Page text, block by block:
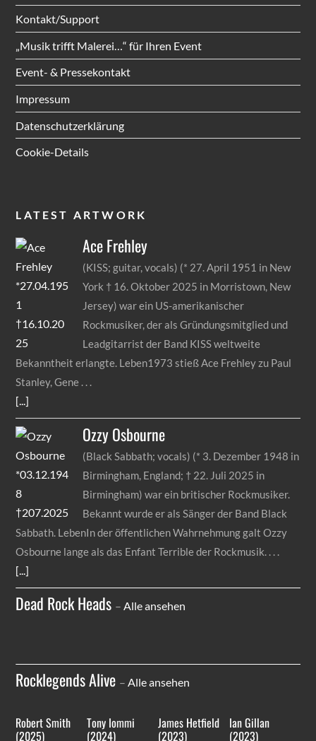
Kontakt/Support
„Musik trifft Malerei…“ für Ihren Event
Event- & Pressekontakt
Impressum
Datenschutzerklärung
Cookie-Details
LATEST ARTWORK
AceFrehley
(KISS; guitar, vocals) (* 27. April 1951 in New
York † 16. Oktober 2025 in Morristown, New
Jersey) war ein US-amerikanischer
Rockmusiker, der als Gründungsmitglied und
Leadgitarrist der Band KISS weltweite
Bekanntheit erlangte. Leben1973 stieß Ace Frehley zu Paul
Stanley, Gene
[...]
OzzyOsbourne
(Black Sabbath; vocals) (* 3. Dezember 1948 in
Birmingham, England; † 22. Juli 2025 in
Birmingham) war ein britischer Rockmusiker.
Bekannt wurde er als Sänger der Band Black
Sabbath. LebenIn der öffentlichen Wahrnehmung galt Ozzy
Osbourne lange als das Enfant Terrible der Rockmusik.
[...]
Dead Rock Heads – Alle ansehen
Rocklegends Alive – Alle ansehen
Robert Smith
(2025)
Tony Iommi
(2024)
James Hetfield
(2023)
Ian Gillan
(2023)